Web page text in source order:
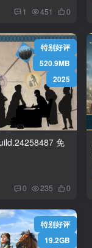
1 451 0
特别好评
520.9MB
2025
0 235 0
特别好评
19.2GB